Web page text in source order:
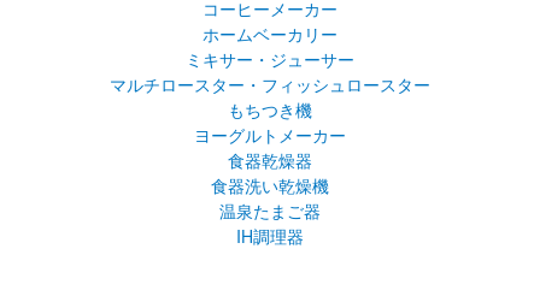
コーヒーメーカー
ホームベーカリー
ミキサー・ジューサー
マルチロースター・フィッシュロースター
もちつき機
ヨーグルトメーカー
食器乾燥器
食器洗い乾燥機
温泉たまご器
IH調理器